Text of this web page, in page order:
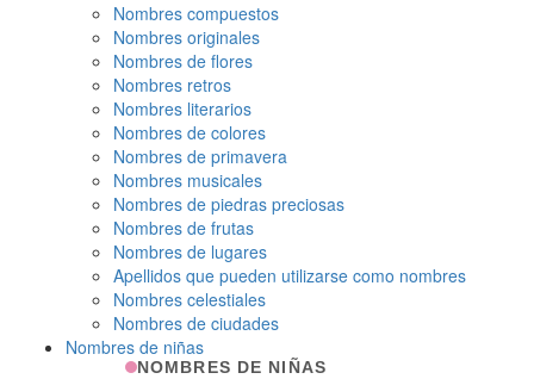
Nombres compuestos
Nombres originales
Nombres de flores
Nombres retros
Nombres literarios
Nombres de colores
Nombres de primavera
Nombres musicales
Nombres de piedras preciosas
Nombres de frutas
Nombres de lugares
Apellidos que pueden utilizarse como nombres
Nombres celestiales
Nombres de ciudades
Nombres de niñas
NOMBRES DE NIÑAS